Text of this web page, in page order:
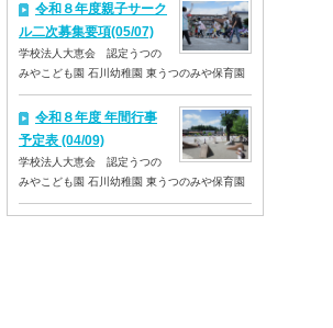
令和８年度親子サーク
ル二次募集要項(05/07)
学校法人大恵会 認定うつの
みやこども園 石川幼稚園 東うつのみや保育園
令和８年度 年間行事
予定表 (04/09)
学校法人大恵会 認定うつの
みやこども園 石川幼稚園 東うつのみや保育園